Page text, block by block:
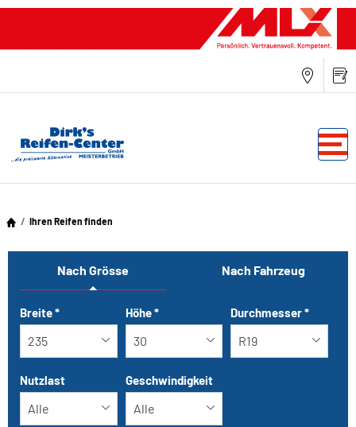
Ihren Reifen finden
Nach Grösse Nach Fahrzeug
Tab updated: Nach Grösse
Breite* Höhe* Durchmesser*
Nutzlast Geschwindigkeit